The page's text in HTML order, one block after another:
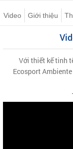
Video Giới thiệu
Với thiết kế tinh
Ecosport